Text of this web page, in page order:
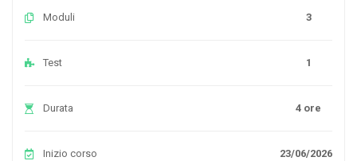
Moduli 3
Test 1
Durata 4 ore
Inizio corso 23/06/2026